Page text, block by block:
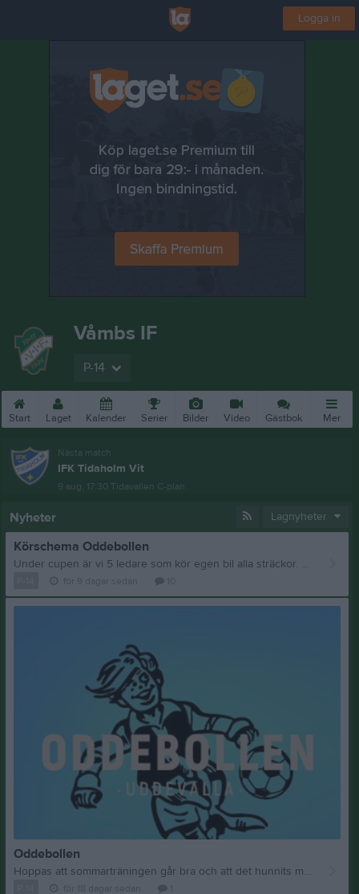
Logga in
Våmbs IF
P-14
Start Laget Kalender Serier Bilder Video Gästbok Mer
Nästa match
IFK Tidaholm Vit
9 aug, 17:30 Tidavallen C-plan
Nyheter Lagnyheter
Körschema Oddebollen
Under cupen är vi 5 ledare som kör egen bil alla sträckor. Det innebär att vi endast kommer behöva hjälp av er föräldrar med 1 bil/sträcka. (På fre morgon, kör vi ledare dubbla resor). Skriv i kommentarerna nedan om och när ni har möjlighet att hjälpa oss. FREDAG 12.45 - Till skolan för lunch 14.30 - Till planerna 16.45 - Till skolan för middag På fredagskvällen kl.19 har vi biljetter till en match i Superettan mellan Oddevold-Norrby. Till Rimnersvallen blir det en promenad på 2km. LÖRDAG 08.20 - Till planerna 11.45 - Till skolan för lunch 12.50 - Till planerna 16.30 - Till skolan för middag Ev kommer vi att göra någon aktivitet under lördagskvällen. Då kan vi behöva hjälp med skjuts, men vi återkommer i så fall. SÖNDAG 06.50 ca - Hjälp med städ och tömning av skolsalar. Här kommer det behövas hjälp av 1 vuxen/barn. Vi återkommer med mer info i Supertext när det närmar sig. 07.20 ca - Till planerna Resan åter till skolan för lunch kommer troligen att ske på olika tider för de båda lagen pga matchtiderna. Vi får återkomma med info. (PS. Glöm inte att swisha Helena 60kr/barn för pizza mm på torsdagkvällen tfn: 0736-121299 DS).
Oddebollen
Hoppas att sommarträningen går bra och att det hunnits med ett antal pass, nu börjar nämligen Oddebollen närma sig! Avresa till Uddevalla: Tors 30/7 kl.17.00 från Claesborg. Vi åker direkt till boendet för incheckning. Samling kl.19.00 vid boendet för de som ansluter från annat håll. Vi skulle uppskatta om de som åker från Skövde på torsdagen kommer till samlingen och hjälper till att få med alla barn och all packning. Boende: Västerskolan (Stjärngatan 1, Uddevalla). De barn som inte kommer att sova med laget, behöver meddela detta till Helena så vi har koll på det. Mat: Alla måltider serveras på den skolan som vi bor på. Det innebär att vi kommer att behöva hjälp med transporter mellan spelplatsen och skolan flera ggr/dag. Hoppas att medföljande vuxna på plats har möjlighet att stötta med detta. Vi serveras frukost, lunch och middag på fredagen och lördagen. På söndagen ingår frukost och lunch. På torsdagskvällen serveras ingen mat. Vi kommer då att hämta upp familjepizzor som vi äter ca kl.20.00 på skolan. Swisha 60kr/barn till Helena för detta. Spelplats: Alla våra matcher spelas på Gustavsberg, samma som förra året, ca 15 min bilfärd från boendet. Båda lagen spelar 6 matcher vardera, speltid: 2 x 15 min. Inget slutspel. LAG GRÖN Ledare: Ricard, Joacim, Lina Felix Olle Joel Liam J Linus Milton Oscar Sigge Tim Theodore LAG VIT Ledare: Christian, Helena, Henrik Viktor Bosse Emanuel Jakob Leonel Liam L Melker S Hector Rasmus Alexander Vi kommer att fördela matcherna mellan de som vill vara målvakter, så dessa kan få möjlighet att stå i mål även i det andra laget. Matcher: LAG GRÖN Fre - 08.00, 10.55 Lör - 09.45, 14.10 Sön - 08.35, 11.30 LAG VIT Fre - 12.05, 15.55 Lör - 10.55, 14.45 Sön - 09.10, 13.00 Packlista: Matchtröja Matchshorts, svarta Fotbollsstrumpor, gröna Fotbollsskor Benskydd Överdragskläder Träningskläder för ombyte mellan matcher Ev knäskydd (om man behöver) Ev benskyddstejp (om man behöver) Målvaktshandskar (om man vill stå i mål) Ev Mediciner/inhalationer Badkläder Handduk Regnjacka Tofflor Luftmadrass (enkel) & pump Kudde Täcke/sovsäck 2st Lakan (det extra lakanet ska läggas under madrassen för att eliminera knarr. Viktigt!) Underkläder Pyjamas Tandborste & tandkräm Duschgrejer Ombyte ledig tid Mobiltelefon & laddare Gympaskor Ryggsäck att ha med till spelområdet Ev fickpengar Se till att barnen är med och packar samt att saker är uppmärkta med namn! Vi har skapat en Supertext-grupp särskilt för årets Oddebollen. Här kommunicerar vi div info under cupen. I nuläget är minst en förälder/barn inlagd. Meddela Helena om det är någon annan som ska läggas till. Förra året var det tex en farfar och en mormor med i gruppen. Oddebollen har en egen app. I den kan ni lägga in våra lag som favoriter (Pojkar 12) och även följa övriga Våmbslagen. Vi ser fram emot en rolig cup tillsammans! /Ledarna